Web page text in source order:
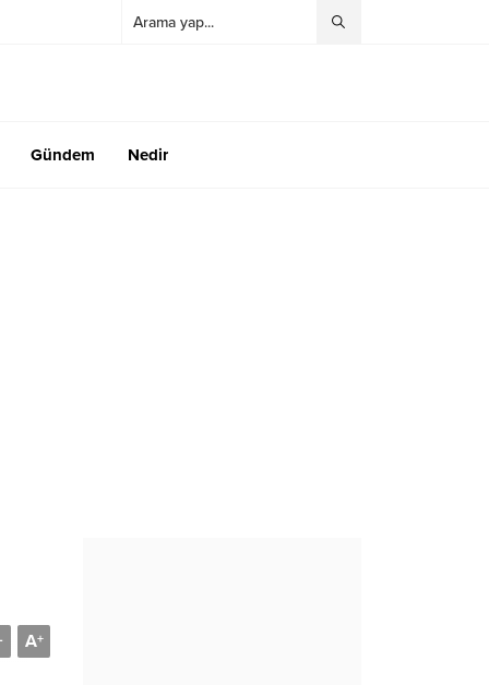
Gündem Nedir
A+
-